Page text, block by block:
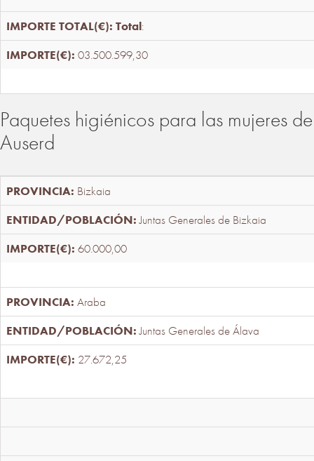
Total:
03.500.599,30
Paquetes higiénicos para las mujeres
Auserd
Bizkaia
Juntas Generales de Bizkaia
60.000,00
Araba
Juntas Generales de Álava
27.672,25